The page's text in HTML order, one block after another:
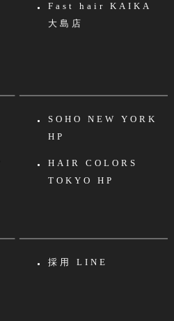
Fast hair KAIKA
大島店
SOHO NEW YORK
HP
HAIR COLORS
TOKYO HP
採用 LINE